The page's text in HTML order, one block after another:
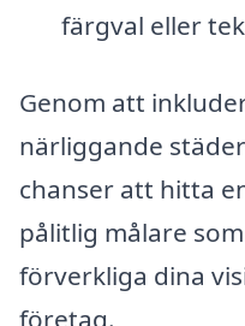
färgval eller
Genom att
närliggande
chanser att hitta
pålitlig målare
förverkliga dina
företag.